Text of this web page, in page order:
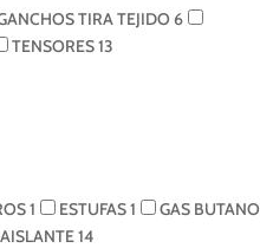
TIRA TEJIDO 6
TENSORES13
1 ESTUFAS1
GAS BUTANO
14